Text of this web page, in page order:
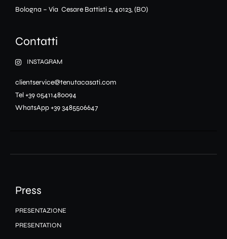
Bologna – Via Cesare Battisti 2, 40123, (BO)
Contatti
INSTAGRAM
clientservice@tenutacasati.com
Tel +39 05411480094
WhatsApp +39 3485506647
Press
PRESENTAZIONE
PRESENTATION